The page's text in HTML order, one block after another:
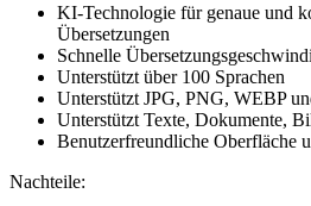
KI-Technologie für genaue und
Übersetzungen
Schnelle
Unterstützt über 100 Sprachen
Unterstützt JPG, PNG, WEBP
Unterstützt Texte, Dokumente,
Benutzerfreundliche Oberfläche
Nachteile: